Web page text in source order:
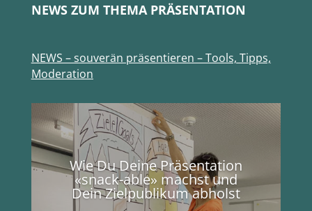
NEWS ZUM THEMA PRÄSENTATION
NEWS – souverän präsentieren – Tools, Tipps,
Moderation
Wie Du Deine Präsentation
«snack-able» machst und
Dein Zielpublikum abholst